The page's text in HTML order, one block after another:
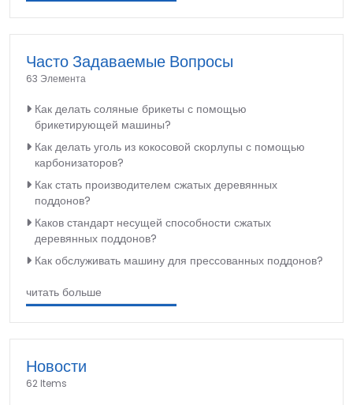
Часто Задаваемые Вопросы
63 Элемента
Как делать соляные брикеты с помощью
брикетирующей машины?
Как делать уголь из кокосовой скорлупы с помощью
карбонизаторов?
Как стать производителем сжатых деревянных
поддонов?
Каков стандарт несущей способности сжатых
деревянных поддонов?
Как обслуживать машину для прессованных поддонов?
читать больше
Новости
62 Items